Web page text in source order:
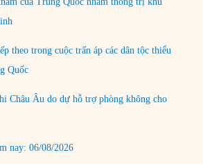
theo trong cuộc trấn áp các dân tộc thiểu
Quốc
Châu Âu do dự hỗ trợ phòng không cho
nay: 06/08/2026